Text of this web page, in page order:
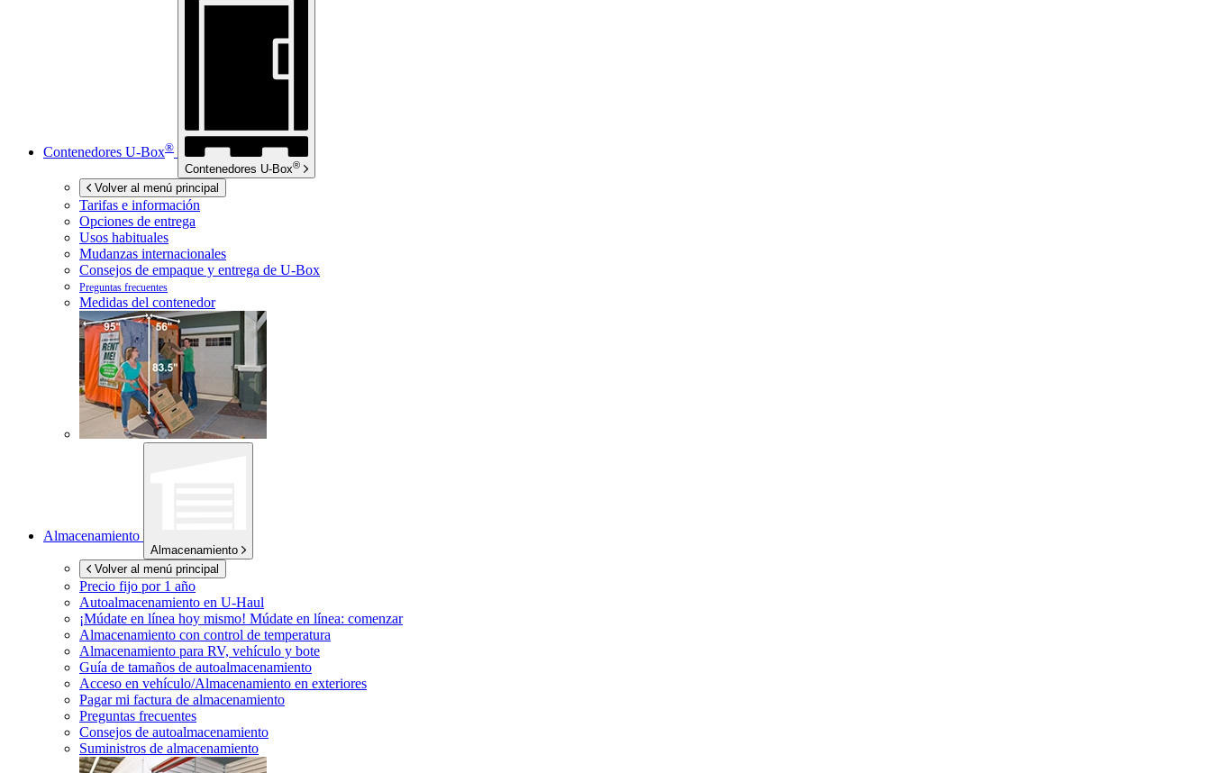
Contenedores U-Box®
Contenedores U-Box®
Volver al menú principal
Tarifas e información
Opciones de entrega
Usos habituales
Mudanzas internacionales
Consejos de empaque y entrega de U-Box
Preguntas frecuentes
Medidas del contenedor
Almacenamiento
Almacenamiento
Volver al menú principal
Precio fijo por 1 año
Autoalmacenamiento en U-Haul
¡Múdate en línea hoy mismo! Múdate en línea: comenzar
Almacenamiento con control de temperatura
Almacenamiento para RV, vehículo y bote
Guía de tamaños de autoalmacenamiento
Acceso en vehículo/Almacenamiento en exteriores
Pagar mi factura de almacenamiento
Preguntas frecuentes
Consejos de autoalmacenamiento
Suministros de almacenamiento